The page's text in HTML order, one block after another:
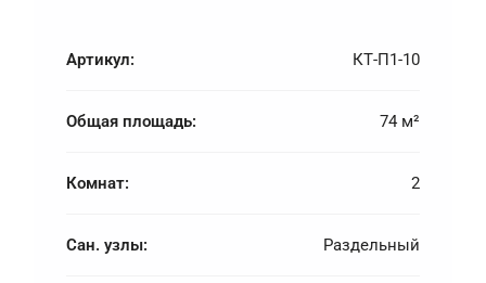
Артикул: КТ-П1-10
Общая площадь: 74 м²
Комнат: 2
Сан. узлы: Раздельный